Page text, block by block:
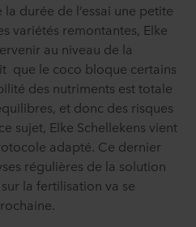
durée de l’essai une petite
variétés remontantes, Elke
au niveau de la
que le coco bloque certains
des nutriments est totale
et donc des risques
sujet, Elke Schellekens vient
adapté. Ce dernier
régulières de la solution
la fertilisation va se